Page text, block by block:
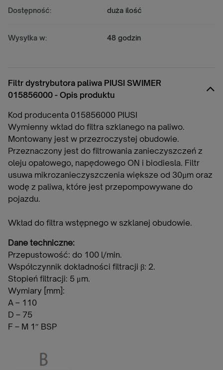
Dostępność: duża ilość
Wysyłka w: 48 godzin
Filtr dystrybutora paliwa PIUSI SWIMER
015856000 - Opis produktu
Kod producenta 015856000 PIUSI
Wymienny wkład do filtra szklanego na paliwo.
Montowany jest w przezroczystej obudowie.
Przeznaczony jest do filtrowania zanieczyszczeń z
oleju opałowego, napędowego ON i biodiesla. Filtr
usuwa mikrozanieczyszczenia większe od 30µm oraz
wodę z paliwa, które jest przepompowywane do
pojazdu.
Wkład do filtra wstępnego w szklanej obudowie.
Dane techniczne:
Przepustowość: do 100 l/min.
Współczynnik dokładności filtracji β: 2.
Stopień filtracji: 5 μm.
Wymiary [mm]:
A – 110
D – 75
F – M 1″ BSP